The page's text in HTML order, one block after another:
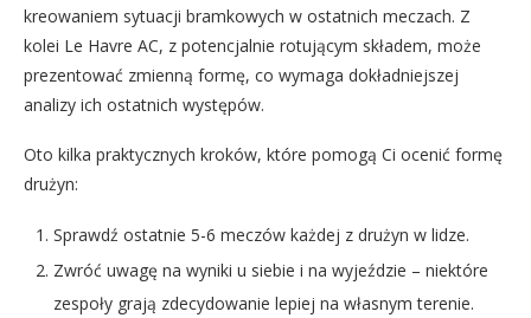
kreowaniem sytuacji bramkowych w ostatnich meczach. Z
kolei Le Havre AC, z potencjalnie rotującym składem, może
prezentować zmienną formę, co wymaga dokładniejszej
analizy ich ostatnich występów.
Oto kilka praktycznych kroków, które pomogą Ci ocenić formę
drużyn:
Sprawdź ostatnie 5-6 meczów każdej z drużyn w lidze.
Zwróć uwagę na wyniki u siebie i na wyjeździe – niektóre
zespoły grają zdecydowanie lepiej na własnym terenie.